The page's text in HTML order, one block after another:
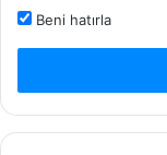
Beni hatırla